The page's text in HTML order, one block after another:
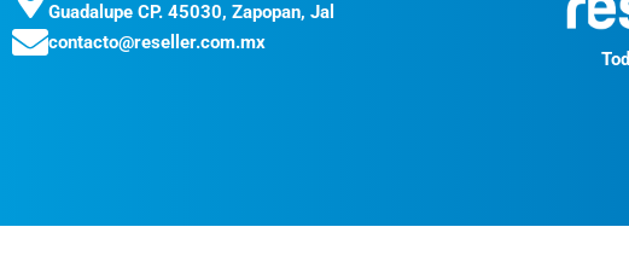
Guadalupe CP. 45030, Zapopan, Jal
contacto@reseller.com.mx